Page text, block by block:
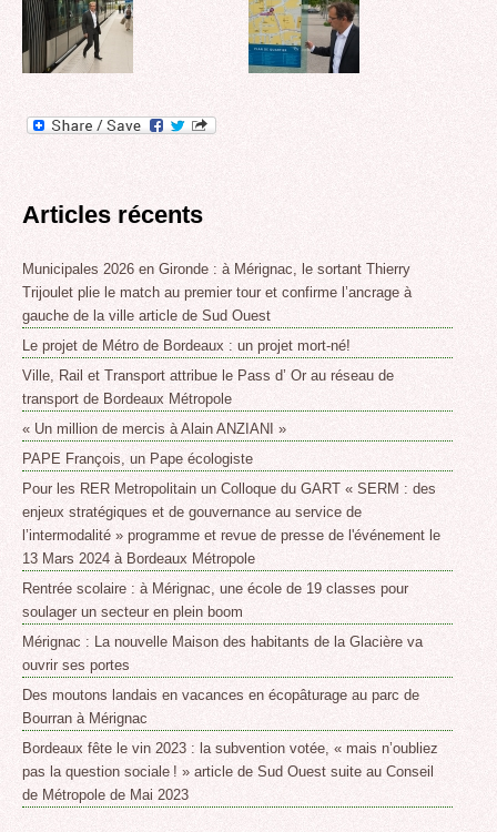
Articles récents
Municipales 2026 en Gironde : à Mérignac, le sortant Thierry
Trijoulet plie le match au premier tour et confirme l’ancrage à
gauche de la ville article de Sud Ouest
Le projet de Métro de Bordeaux : un projet mort-né!
Ville, Rail et Transport attribue le Pass d’ Or au réseau de
transport de Bordeaux Métropole
« Un million de mercis à Alain ANZIANI »
PAPE François, un Pape écologiste
Pour les RER Metropolitain un Colloque du GART « SERM : des
enjeux stratégiques et de gouvernance au service de
l’intermodalité » programme et revue de presse de l'événement le
13 Mars 2024 à Bordeaux Métropole
Rentrée scolaire : à Mérignac, une école de 19 classes pour
soulager un secteur en plein boom
Mérignac : La nouvelle Maison des habitants de la Glacière va
ouvrir ses portes
Des moutons landais en vacances en écopâturage au parc de
Bourran à Mérignac
Bordeaux fête le vin 2023 : la subvention votée, « mais n’oubliez
pas la question sociale ! » article de Sud Ouest suite au Conseil
de Métropole de Mai 2023